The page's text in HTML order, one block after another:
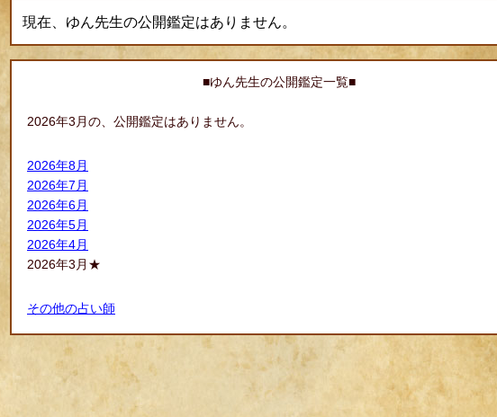
現在、ゆん先生の公開鑑定はありません。
■ゆん先生の公開鑑定一覧■
2026年3月の、公開鑑定はありません。
2026年8月
2026年7月
2026年6月
2026年5月
2026年4月
2026年3月★
その他の占い師